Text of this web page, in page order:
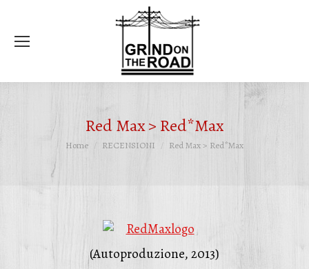
Red Max > Red*Max
Tu sei qui:
Home RECENSIONI Red Max > Red*Max
(Autoproduzione, 2013)